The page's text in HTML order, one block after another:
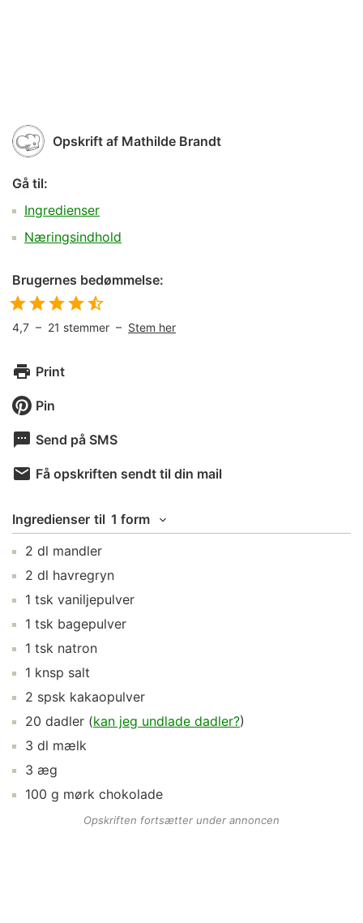
Opskrift af Mathilde Brandt
Gå til:
Ingredienser
Næringsindhold
Brugernes bedømmelse:
4,7 – 21 stemmer – Stem her
Print
Pin
Send på SMS
Få opskriften sendt til din mail
Ingredienser til 1 form
2 dl mandler
2 dl havregryn
1 tsk vaniljepulver
1 tsk bagepulver
1 tsk natron
1 knsp salt
2 spsk kakaopulver
20 dadler (kan jeg undlade dadler?)
3 dl mælk
3 æg
100 g mørk chokolade
Opskriften fortsætter under annoncen